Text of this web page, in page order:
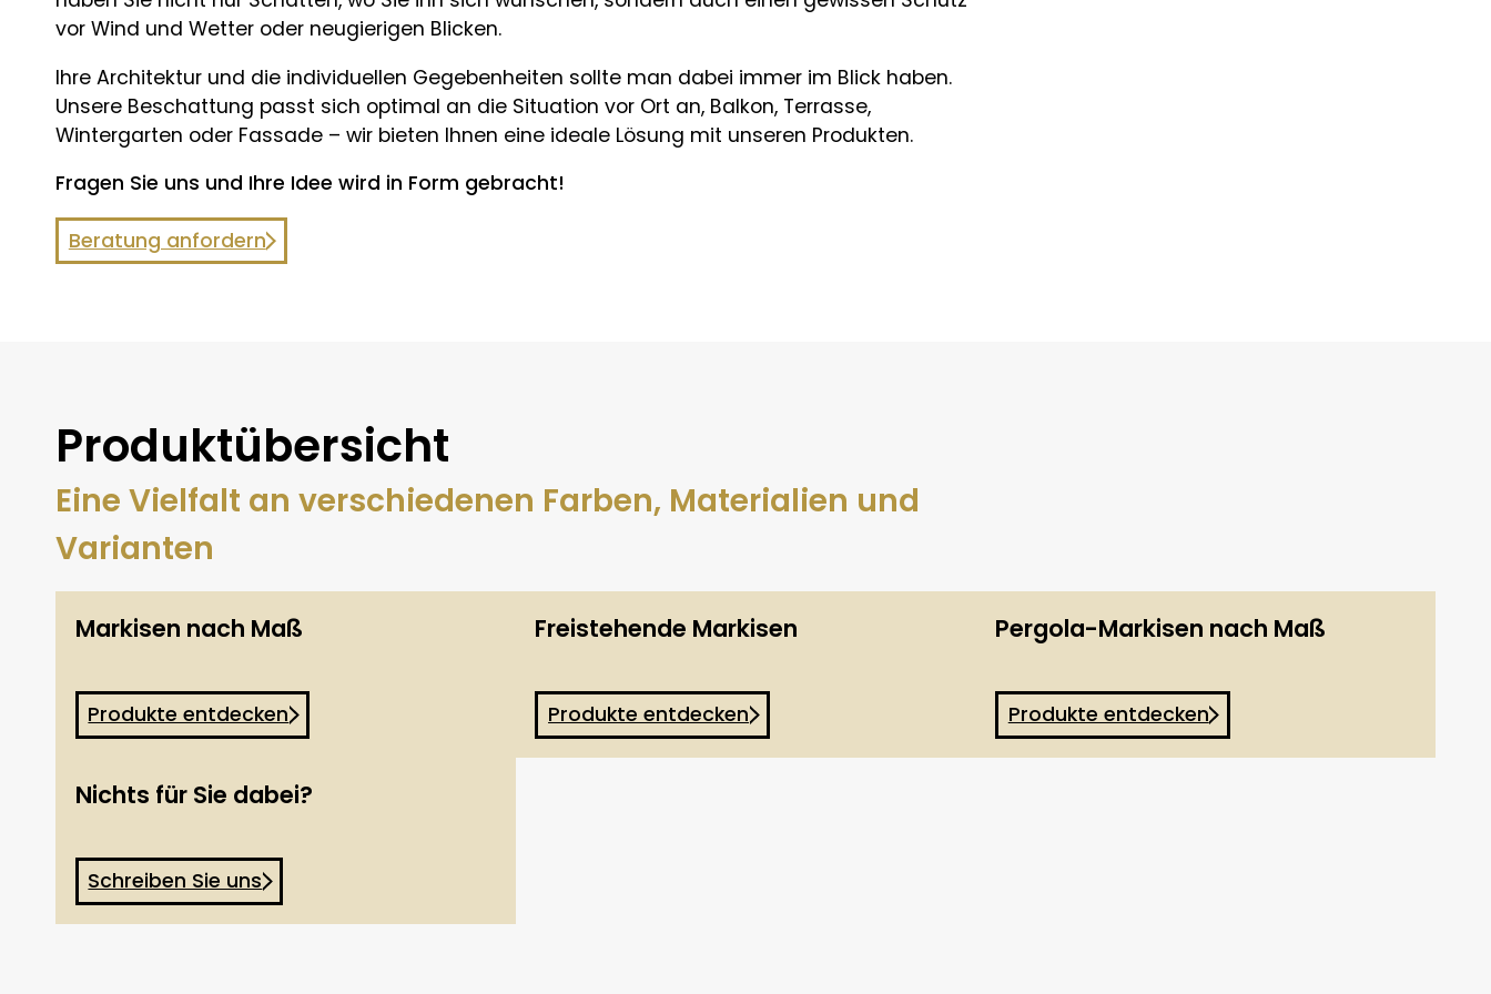
vor Wind und Wetter oder neugierigen Blicken.
Ihre Architektur und die individuellen Gegebenheiten sollte man dabei immer im Blick haben.
Unsere Beschattung passt sich optimal an die Situation vor Ort an, Balkon, Terrasse,
Wintergarten oder Fassade – wir bieten Ihnen eine ideale Lösung mit unseren Produkten.
Fragen Sie uns und Ihre Idee wird in Form gebracht!
Beratung anfordern
Produktübersicht
Eine Vielfalt an verschiedenen Farben, Materialien und
Varianten
Markisen nach Maß
Produkte entdecken
Freistehende Markisen
Produkte entdecken
Pergola-Markisen nach Maß
Produkte entdecken
Nichts für Sie dabei?
Schreiben Sie uns